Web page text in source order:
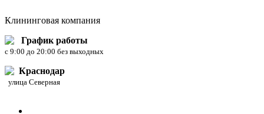
Клининговая компания
График работы
c 9:00 до 20:00 без выходных
Краснодар
улица Северная